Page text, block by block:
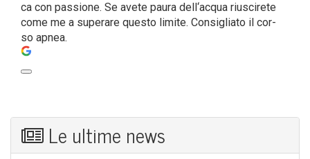
ca con pas­sio­ne. Se ave­te pau­ra dell‘acqua riu­sci­re­te
come me a supe­ra­re que­sto limi­te. Con­si­glia­to il cor­
so apnea.
Le ultime news